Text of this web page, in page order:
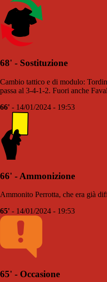
68' - Sostituzione
Cambio tattico e di modulo:
passa al 3-4-1-2. Fuori anche
66' - 14/01/2024 - 19:53
66' - Ammonizione
Ammonito Perrotta, che era già
65' - 14/01/2024 - 19:53
65' - Occasione